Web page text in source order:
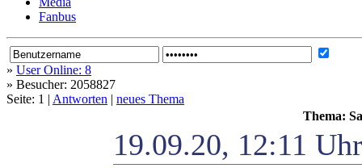
Fanbus
» User Online: 8
» Besucher: 2058827
Seite: 1 | Antworten | neues Thema
Thema:
19.09.20, 12:11